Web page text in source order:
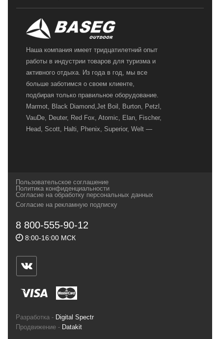
Наша компания имеет тридцатилетний опыт
работы в индустрии товаров для туризма и
активного отдыха. Из года в год, мы все
больше заботимся о своем клиенте,
подбирая только правильное оборудование.
Marmot, Black Diamond,Jet Boil, Burton, Petzl,
VauDe, Deuter, Red Fox, Atomic, Elan, Fischer,
Head, Scott, Halti, Phenix, Superior, Welt —
и взыскательных путешественников,
спортсменов и отдыхающих.
Геннадьевич
ИНН 590300057023 ОГРН 304590319000121
ул.Советская, 25, магазин Басег.
Тел./факс (342) 2101242
Пользовательское соглашение
Политика конфиденциальности
Согласие на обработку персональных данных
Согласие на рекламную подписку
8 800-555-90-12
8:00-16:00 МСК
Разработка - Digital Spectr
Продвижение - Datakit